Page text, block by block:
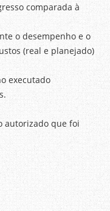
comparada à
o desempenho e o
(real e planejado)
executado
autorizado que foi